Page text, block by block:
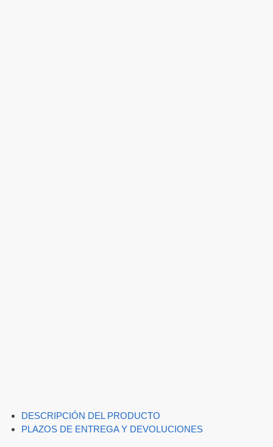
DESCRIPCIÓN DEL PRODUCTO
PLAZOS DE ENTREGA Y DEVOLUCIONES